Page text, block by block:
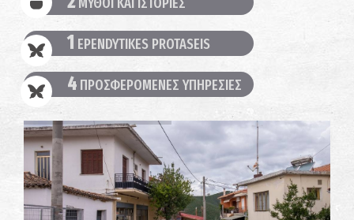
1 EPENDYTIKES PROTASEIS
4 ΠΡΟΣΦΕΡΟΜΕΝΕΣ ΥΠΗΡΕΣΙΕΣ